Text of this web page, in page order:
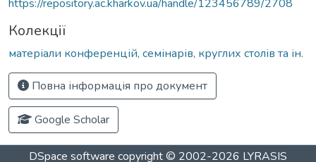
https://repository.ac.kharkov.ua/handle/123456789/2708
Колекції
матеріали конференцій, семінарів, круглих столів та ін.
Повна інформація про документ
Google Scholar
DSpace software copyright © 2002-2026 LYRASIS